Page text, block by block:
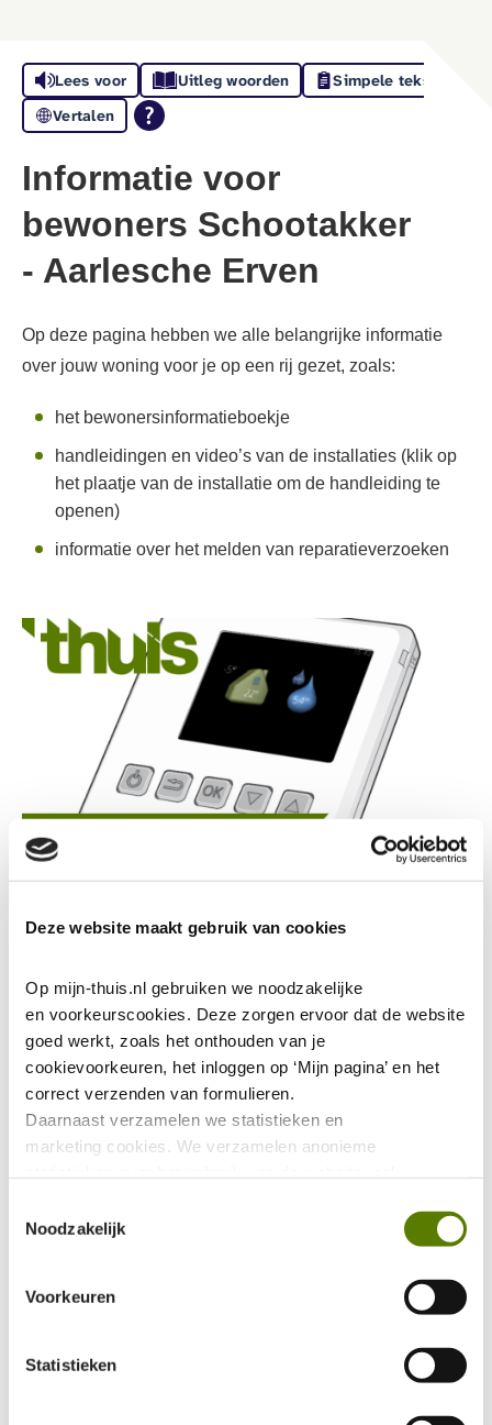
Deze website maakt gebruik van cookies
Op mijn-thuis.nl gebruiken we noodzakelijke
en voorkeurscookies. Deze zorgen ervoor dat de website
goed werkt, zoals het onthouden van je
cookievoorkeuren, het inloggen op ‘Mijn pagina’ en het
correct verzenden van formulieren.
Daarnaast verzamelen we statistieken en
marketing cookies. We verzamelen anonieme
Deze gegevens zijn niet te herleiden tot jou als persoon
en worden niet gedeeld met eventuele advertentie- of
cookies worden gebruikt via onze Youtube video's. Deze
verbeterd wordt door gerichte filmpjes aan te bevelen.
Noodzakelijk
Voorkeuren
Statistieken
Lees voor Uitleg woorden
Simpele tekst
Vertalen
Informatie voor
bewoners Schootakker
- Aarlesche Erven
Op deze pagina hebben we alle belangrijke informatie
over jouw woning voor je op een rij gezet, zoals:
het bewonersinformatieboekje
handleidingen en video’s van de installaties (klik op
het plaatje van de installatie om de handleiding te
openen)
informatie over het melden van reparatieverzoeken